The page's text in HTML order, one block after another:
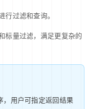
行过滤和查询。
标量过滤，满足更复杂的
，用户可指定返回结果